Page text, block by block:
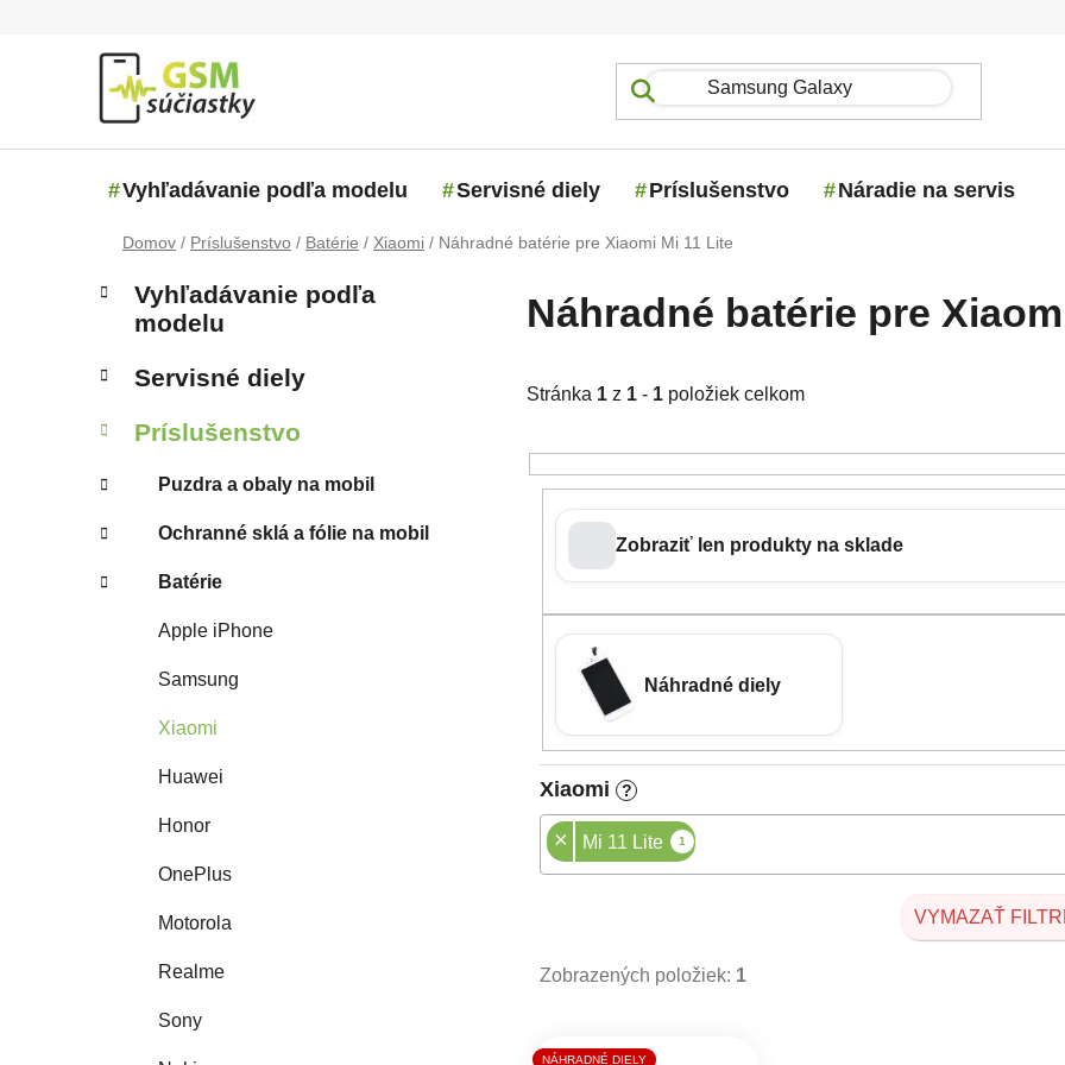
Vyhľadávanie podľa modelu Servisné diely Príslušenstvo Náradie na servis
Domov / Príslušenstvo / Batérie / Xiaomi / Náhradné batérie pre Xiaomi Mi 11 Lite
Bočný panel
Kategórie
Vyhľadávanie podľa
modelu
Servisné diely
Príslušenstvo
Puzdra a obaly na mobil
Ochranné sklá a fólie na mobil
Batérie
Apple iPhone
Samsung
Xiaomi
Huawei
Honor
OnePlus
Motorola
Realme
Sony
Náhradné batérie pre
Stránka 1 z 1 - 1 položiek celkom
Zobraziť len produkty na sklade
Náhradné diely
Xiaomi ?
× Mi 11 Lite 1
VYMAZAŤ
Zobrazených položiek: 1
Výpis produktov
NÁHRADNÉ DIELY